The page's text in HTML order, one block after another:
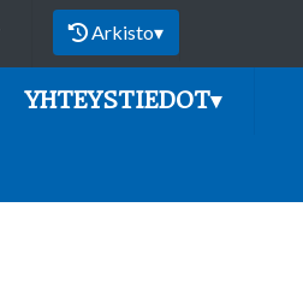
Arkisto▾
YHTEYSTIEDOT▾